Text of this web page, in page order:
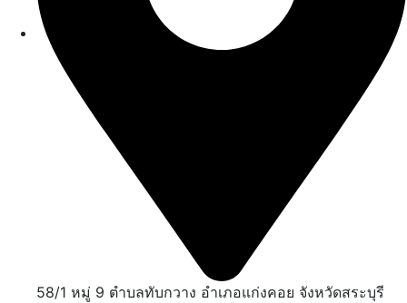
58/1 หมู่ 9 ตำบลทับกวาง อำเภอแก่งคอย จังหวัดสระบุรี